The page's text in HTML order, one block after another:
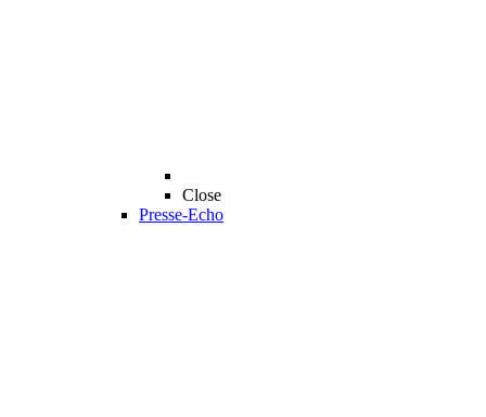
Close
Presse-Echo